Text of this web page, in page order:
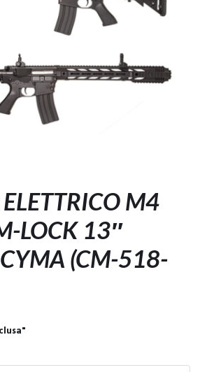
M4
LOCK 13″
(CM-518-